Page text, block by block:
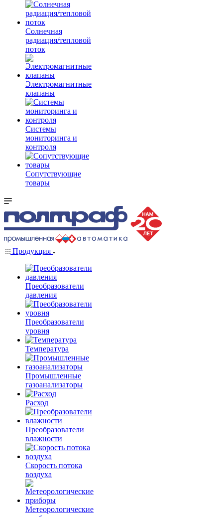
Солнечная
радиация/тепловой
поток
Электромагнитные
клапаны
Системы
мониторинга и
контроля
Сопутствующие
товары
Продукция
Преобразователи
давления
Преобразователи
уровня
Температура
Промышленные
газоанализаторы
Расход
Преобразователи
влажности
Скорость потока
воздуха
Метеорологические